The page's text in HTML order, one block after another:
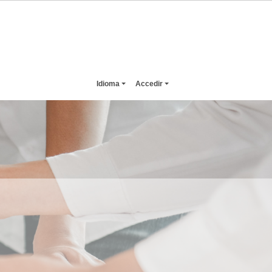
Idioma Accedir